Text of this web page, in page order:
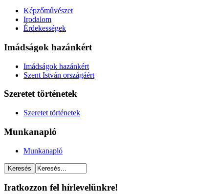
Képzőművészet
Irodalom
Érdekességek
Imádságok hazánkért
Imádságok hazánkért
Szent István országáért
Szeretet történetek
Szeretet történetek
Munkanapló
Munkanapló
Iratkozzon fel hírlevelünkre!